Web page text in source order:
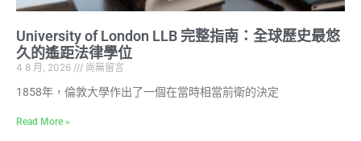
University of London LLB 完整指南：全球歷史最悠
久的遙距法律學位
4 8 月, 2026 尚無留言
1858年，倫敦大學作出了一個在當時相當前衛的決定
Read More »